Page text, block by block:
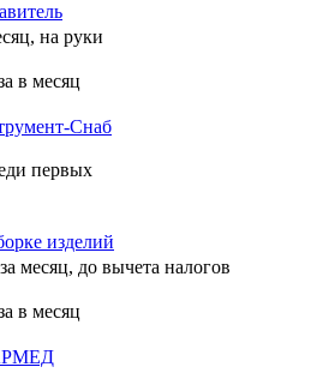
на руки
в месяц
Снаб
первых
изделий
за месяц, до вычета налогов
в месяц